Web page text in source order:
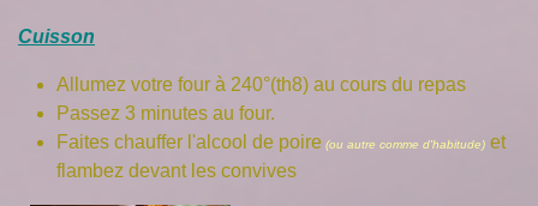
Cuisson
Allumez votre four à 240°(th8) au cours du repas
Passez 3 minutes au four.
Faites chauffer l'alcool de poire (ou autre comme d'habitude) et
flambez devant les convives